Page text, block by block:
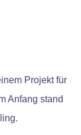
Projekt für
Anfang stand